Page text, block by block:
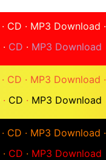
· CD · MP3 Download ·
· CD · MP3 Download
· CD · MP3 Download ·
· CD · MP3 Download
· CD · MP3 Download ·
· CD · MP3 Download